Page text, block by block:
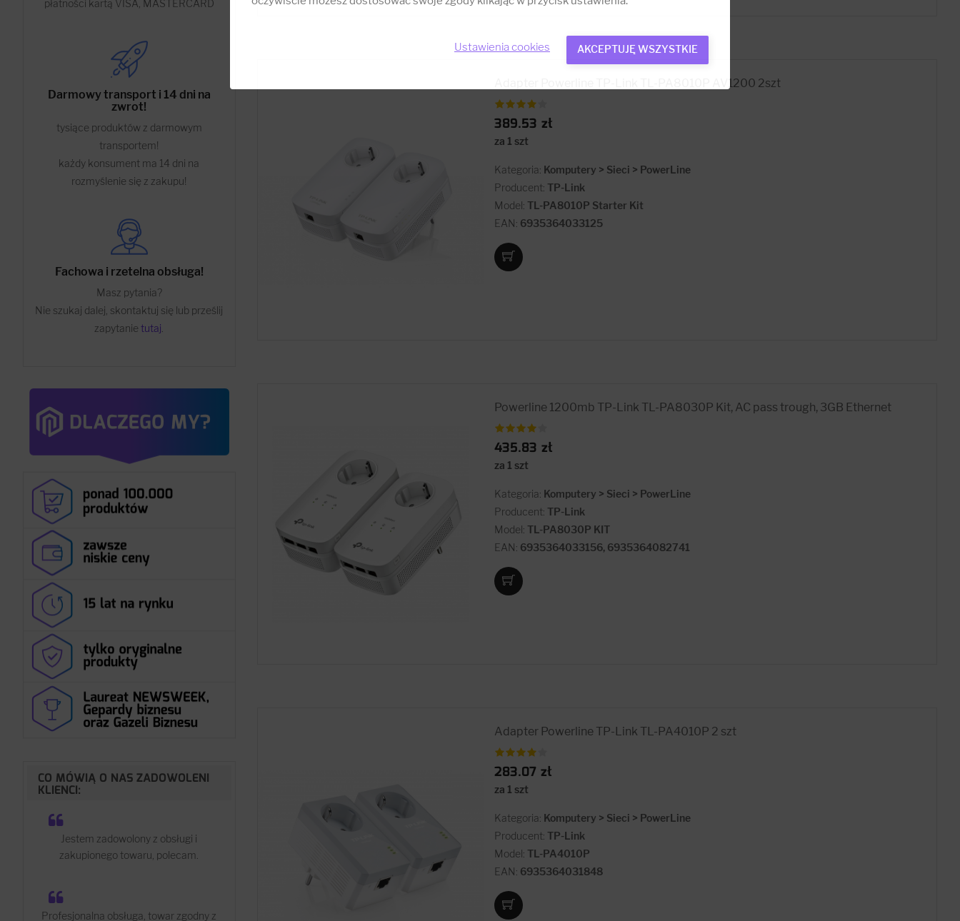
płatności kartą VISA, MASTERCARD
Darmowy transport i 14 dni na
zwrot!
tysiące produktów z darmowym
transportem!
każdy konsument ma 14 dni na
rozmyślenie się z zakupu!
Fachowa i rzetelna obsługa!
Masz pytania?
Nie szukaj dalej, skontaktuj się lub prześlij
zapytanietutaj
CO MÓWIĄ O NAS ZADOWOLENI
KLIENCI:
Jestem zadowolony z obsługi i
zakupionego towaru, polecam.
Profesjonalna obsługa, towar zgodny z
Adapter Powerline TP-Link TL-PA8010P AV1200 2szt
389.53 zł
za 1 szt
Kategoria: Komputery > Sieci > PowerLine
Producent: TP-Link
Model: TL-PA8010P Starter Kit
EAN: 6935364033125
Powerline 1200mb TP-Link TL-PA8030P Kit, AC pass trough, 3GB Ethernet
435.83 zł
za 1 szt
Kategoria: Komputery > Sieci > PowerLine
Producent: TP-Link
Model: TL-PA8030P KIT
EAN: 6935364033156, 6935364082741
Adapter Powerline TP-Link TL-PA4010P 2 szt
283.07 zł
za 1 szt
Kategoria: Komputery > Sieci > PowerLine
Producent: TP-Link
Model: TL-PA4010P
EAN: 6935364031848
Ustawienia cookies AKCEPTUJĘ WSZYSTKIE